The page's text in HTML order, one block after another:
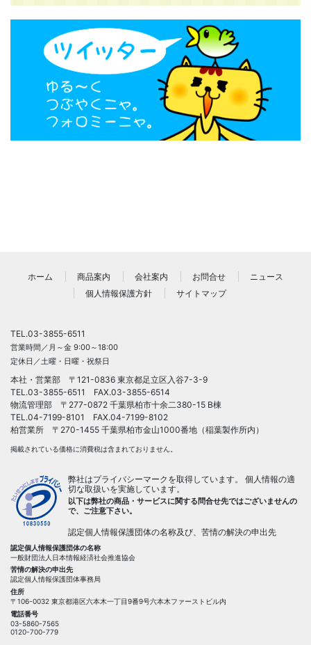
ホーム 商品案内 会社案内 お問合せ
ニュース
個人情報保護方針
サイトマップ
TEL.03-3855-6511
営業時間／月～金 9:00～18:00
定休日／土曜・日曜・祝祭日
本社・営業部 〒121-0836 東京都足立区入谷7-3-9
TEL.03-3855-6511
FAX.03-3855-6514
物流管理部 〒277-0872 千葉県柏市十余二380-15 B棟
TEL.04-7199-8101 FAX.04-7199-8102
柏営業所 〒270-1455 千葉県柏市金山1000番地（稲葉製作所内）
掲載されている価格に消費税は含まれておりません。
弊社はプライバシーマークを取得しています。 個人情報の適
切な取扱いを実施しています。
以下は弊社の商品・サービスに関する問合せ先ではございませんの
で、ご注意下さい。
認定個人情報保護団体の名称及び、苦情の解決の申出先
認定個人情報保護団体の名称
一般財団法人日本情報経済社会推進協会
苦情の解決の申出先
認定個人情報保護団体事務局
住所
〒106-0032 東京都港区六本木一丁目9番9号六本木ファーストビル内
電話番号
03-5860-7565
0120-700-779